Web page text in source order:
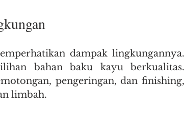
dampak lingkungannya.
bahan baku kayu berkualitas.
pengeringan, dan finishing,
limbah.